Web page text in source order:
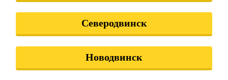
Северодвинск
Новодвинск